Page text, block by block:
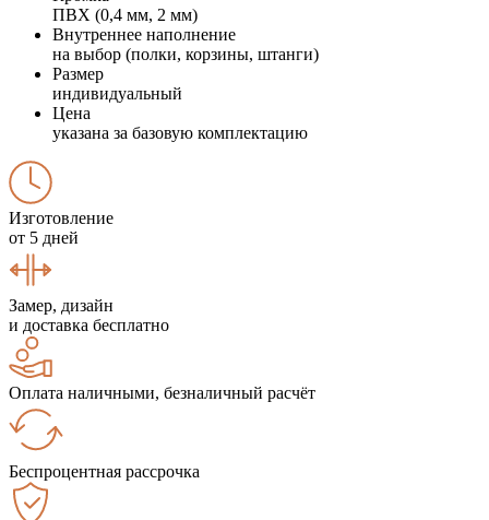
ПВХ (0,4 мм, 2 мм)
Внутреннее наполнение
на выбор (полки, корзины, штанги)
Размер
индивидуальный
Цена
указана за базовую комплектацию
Изготовление
от 5 дней
Замер, дизайн
и доставка бесплатно
Оплата наличными, безналичный расчёт
Беспроцентная рассрочка